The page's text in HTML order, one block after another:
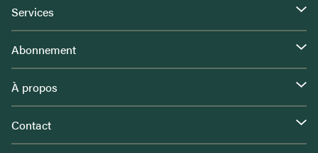
Services
Abonnement
À propos
Contact